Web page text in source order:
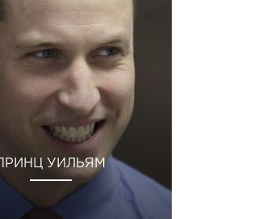
ПРИНЦ УИЛЬЯМ